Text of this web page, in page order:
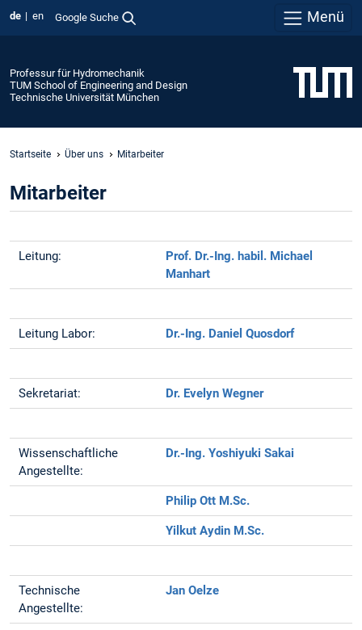
de en Google Suche Menü
Professur für Hydromechanik
TUM School of Engineering and Design
Technische Universität München
Startseite Über uns Mitarbeiter
Mitarbeiter
Leitung:
Prof. Dr.-Ing. habil. Michael
Manhart
Leitung Labor: Dr.-Ing. Daniel Quosdorf
Sekretariat: Dr. Evelyn Wegner
Wissenschaftliche
Angestellte:
Dr.-Ing. Yoshiyuki Sakai
Philip Ott M.Sc.
Yilkut Aydin M.Sc.
Technische
Angestellte:
Jan Oelze